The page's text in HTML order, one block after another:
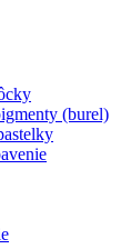
(burel)